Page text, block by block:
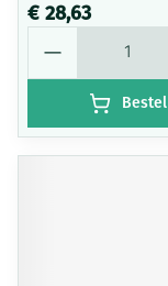
€ 28,63
Bestel